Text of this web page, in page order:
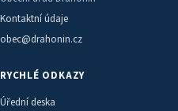
Kontaktní údaje
obec@drahonin.cz
RYCHLÉ ODKAZY
Úřední deska